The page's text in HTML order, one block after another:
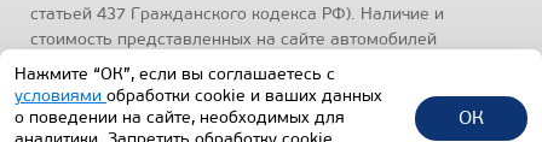
статьей 437 Гражданского кодекса РФ). Наличие и
стоимость представленных на сайте автомобилей
уточняйте по телефонам отделов продаж, представленных
в разделе "Контакты" настоящего ресурса.
конфиденциальности.
Нажмите “ОК”, если вы соглашаетесь с
условиями обработки cookie и ваших данных
о поведении на сайте, необходимых для
ОК